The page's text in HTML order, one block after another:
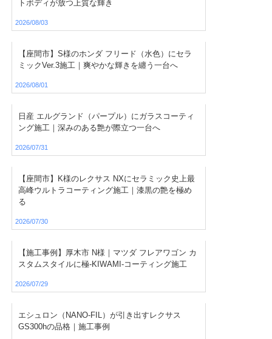
トボディが放つ上質な輝き
2026/08/03
【座間市】S様のホンダ フリード（水色）にセラ
ミックVer.3施工｜爽やかな輝きを纏う一台へ
2026/08/01
日産 エルグランド（パープル）にガラスコーティ
ング施工｜深みのある艶が際立つ一台へ
2026/07/31
【座間市】K様のレクサス NXにセラミック史上最
高峰ウルトラコーティング施工｜漆黒の艶を極め
る
2026/07/30
【施工事例】厚木市 N様｜マツダ フレアワゴン カ
スタムスタイルに極-KIWAMI-コーティング施工
2026/07/29
エシュロン（NANO-FIL）が引き出すレクサス
GS300hの品格｜施工事例